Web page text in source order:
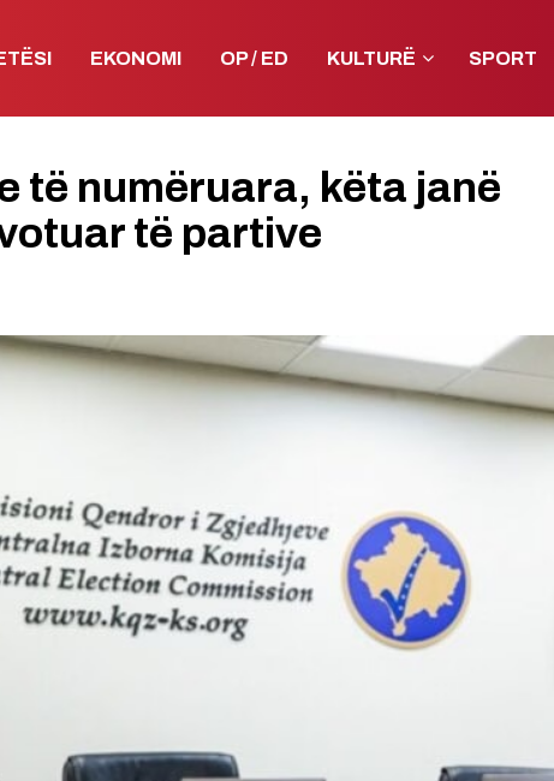
EKONOMI OP / ED KULTURË SPORT
të numëruara, këta janë
të partive